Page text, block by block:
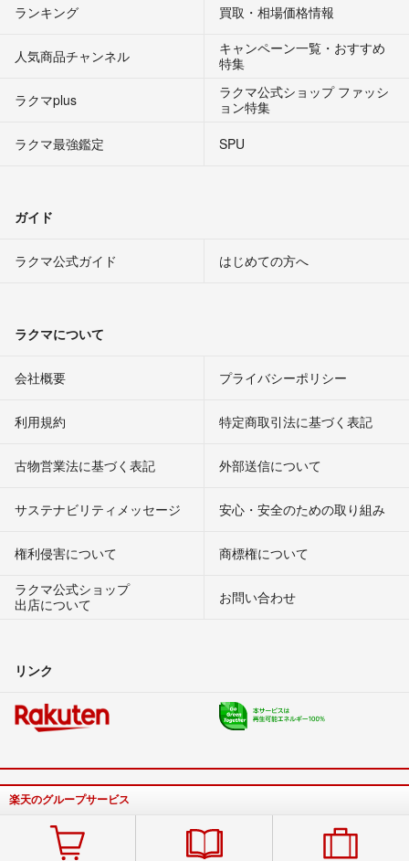
ランキング 買取・相場価格情報
人気商品チャンネル
キャンペーン一覧・おすすめ
特集
ラクマplus
ラクマ公式ショップ ファッシ
ョン特集
ラクマ最強鑑定
SPU
ガイド
ラクマ公式ガイド はじめての方へ
ラクマについて
会社概要 プライバシーポリシー
利用規約 特定商取引法に基づく表記
古物営業法に基づく表記 外部送信について
サステナビリティメッセージ 安心・安全のための取り組み
権利侵害について
商標権について
ラクマ公式ショップ
出店について
お問い合わせ
リンク
楽天のグループサービス